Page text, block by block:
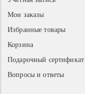
Мои заказы
Избранные товары
Корзина
Подарочный сертификат
Вопросы и ответы